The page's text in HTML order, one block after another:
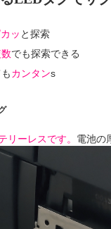
ッ と探索
でも探索できる
カンタンs
リーレスです。 電池の